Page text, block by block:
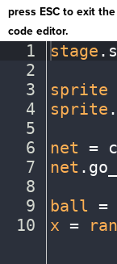
press ESC to exit the
code editor.
1
2
3
4
5
6
7
8
9
10
stage .
sprite
sprite .
net =
net .
ball =
x =